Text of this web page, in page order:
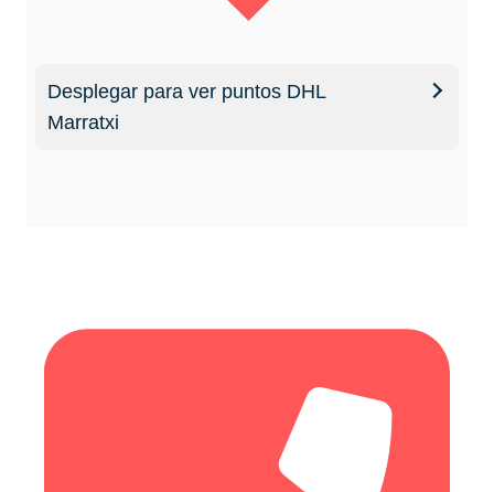
Desplegar para ver puntos DHL
Marratxi